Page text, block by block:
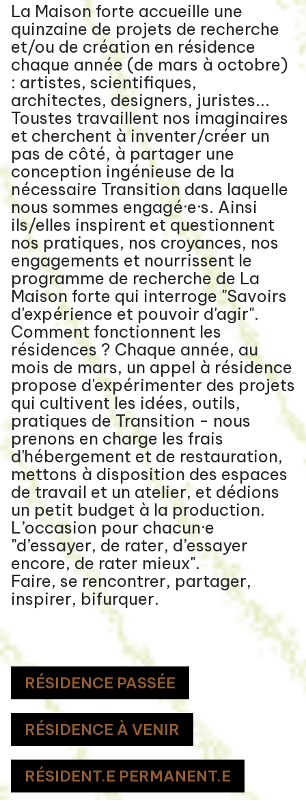
La Maison forte accueille une
quinzaine de projets de recherche
et/ou de création en résidence
chaque année (de mars à octobre)
: artistes, scientifiques,
architectes, designers, juristes...
Toustes travaillent nos imaginaires
et cherchent à inventer/créer un
pas de côté, à partager une
conception ingénieuse de la
nécessaire Transition dans laquelle
nous sommes engagé·e·s. Ainsi
ils/elles inspirent et questionnent
nos pratiques, nos croyances, nos
engagements et nourrissent le
programme de recherche de La
Maison forte qui interroge "Savoirs
d'expérience et pouvoir d'agir".
Comment fonctionnent les
résidences ? Chaque année, au
mois de mars, un appel à résidence
propose d'expérimenter des projets
qui cultivent les idées, outils,
pratiques de Transition - nous
prenons en charge les frais
d'hébergement et de restauration,
mettons à disposition des espaces
de travail et un atelier, et dédions
un petit budget à la production.
L’occasion pour chacun·e
"d’essayer, de rater, d’essayer
encore, de rater mieux".
Faire, se rencontrer, partager,
inspirer, bifurquer.
RÉSIDENCE PASSÉE
RÉSIDENCE À VENIR
RÉSIDENT.E PERMANENT.E